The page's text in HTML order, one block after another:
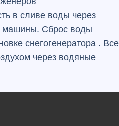
в сливе воды через
машины. Сброс воды
снегогенератора . Все
через водяные